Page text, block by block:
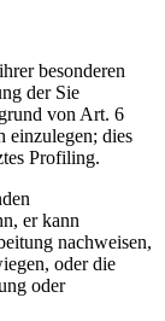
besonderen
der Sie
von Art. 6
einzulegen; dies
Profiling.
er kann
nachweisen,
oder die
oder